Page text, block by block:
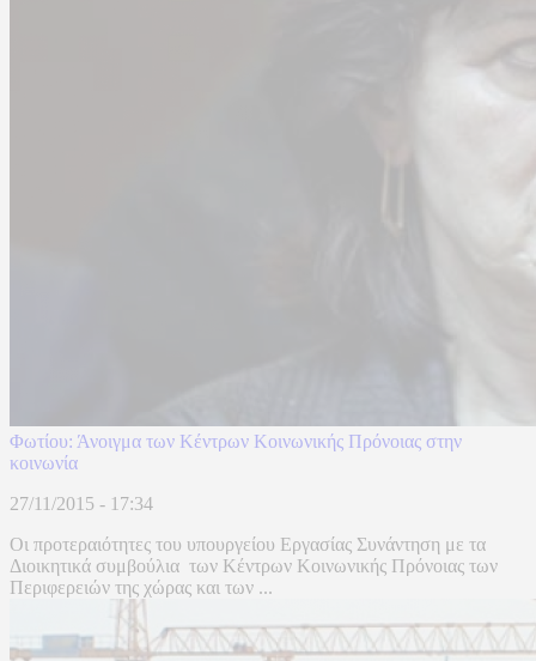
Φωτίου: Άνοιγμα των Κέντρων Κοινωνικής Πρόνοιας στην
κοινωνία
27/11/2015 - 17:34
Οι προτεραιότητες του υπουργείου Εργασίας Συνάντηση με τα
Διοικητικά συμβούλια των Κέντρων Κοινωνικής Πρόνοιας των
Περιφερειών της χώρας και των ...